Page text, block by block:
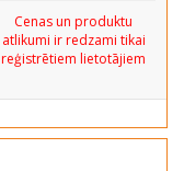
Cenas un produktu
atlikumi ir redzami tikai
reģistrētiem lietotājiem